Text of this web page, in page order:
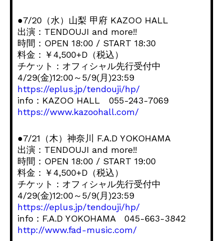
●7/20（水）山梨 甲府 KAZOO HALL
出演：TENDOUJI and more!!
時間：OPEN 18:00 / START 18:30
料金：￥4,500+D（税込）
チケット：オフィシャル先行受付中
4/29(金)12:00～5/9(月)23:59
https://eplus.jp/tendouji/hp/
info：KAZOO HALL 055-243-7069
https://www.kazoohall.com/
●7/21（木）神奈川 F.A.D YOKOHAMA
出演：TENDOUJI and more!!
時間：OPEN 18:00 / START 19:00
料金：￥4,500+D（税込）
チケット：オフィシャル先行受付中
4/29(金)12:00～5/9(月)23:59
https://eplus.jp/tendouji/hp/
info：F.A.D YOKOHAMA 045-663-3842
http://www.fad-music.com/